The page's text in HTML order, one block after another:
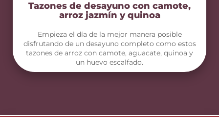
Tazones de desayuno con camote,
arroz jazmín y quinoa
Empieza el día de la mejor manera posible
disfrutando de un desayuno completo como estos
tazones de arroz con camote, aguacate, quinoa y
un huevo escalfado.